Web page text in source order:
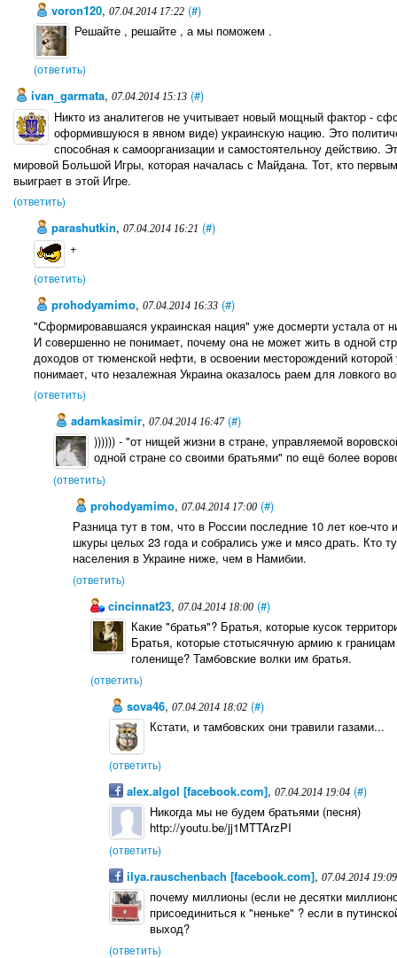
voron120, 07.04.2014 17:22 (#)
Решайте , решайте , а мы поможем .
(ответить)
ivan_garmata, 07.04.2014 15:13 (#)
Никто из аналитегов не учитывает новый мощный фактор -
оформившуюся в явном виде) украинскую нацию. Это
способная к самоорганизации и самостоятельноу действию.
мировой Большой Игры, которая началась с Майдана. Тот, кто первым
выиграет в этой Игре.
(ответить)
parashutkin, 07.04.2014 16:21 (#)
+
(ответить)
prohodyamimo, 07.04.2014 16:33 (#)
"Сформировавшаяся украинская нация" уже досмерти устала от
И совершенно не понимает, почему она не может жить в одной
доходов от тюменской нефти, в освоении месторождений
понимает, что незалежная Украина оказалось раем для ловкого
(ответить)
adamkasimir,07.04.2014 16:47 (#)
)))))) - "от нищей жизни в стране, управляемой
одной стране со своими братьями" по ещё более
(ответить)
prohodyamimo, 07.04.2014 17:00 (#)
Разница тут в том, что в России последние 10 лет кое-что
шкуры целых 23 года и собрались уже и мясо драть. Кто
населения в Украине ниже, чем в Намибии.
(ответить)
cincinnat23,07.04.2014 18:00 (#)
Какие "братья"? Братья, которые кусок
Братья, которые стотысячную армию к
голенище? Тамбовские волки им братья.
(ответить)
sova46, 07.04.2014 18:02 (#)
Кстати, и тамбовских они травили газами...
(ответить)
alex.algol [facebook.com], 07.04.2014 19:04 (#)
Никогда мы не будем братьями (песня)
http://youtu.be/jj1MTTArzPI
(ответить)
ilya.rauschenbach [facebook.com], 07.04.2014 19:09
почему миллионы (если не десятки
присоединиться к "неньке" ? если в
выход?
(ответить)